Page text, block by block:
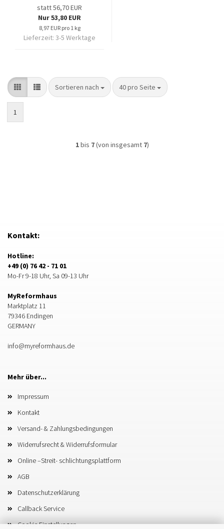
statt 56,70 EUR
Nur 53,80 EUR
8,97 EUR pro 1 kg
Lieferzeit: 3-5 Werktage
Sortieren nach
Sortieren nach 40 pro Seite
pro Seite
1
1bis 7(von insgesamt 7)
Kontakt:
Hotline:
+49 (0) 76 42 - 71 01
Mo-Fr 9-18 Uhr, Sa 09-13 Uhr
MyReformhaus
Marktplatz 11
79346 Endingen
GERMANY
info@myreformhaus.de
Mehr über...
Impressum
Kontakt
Versand- & Zahlungsbedingungen
Widerrufsrecht & Widerrufsformular
Online –Streit- schlichtungsplattform
AGB
Datenschutzerklärung
Callback Service
Cookie Einstellungen